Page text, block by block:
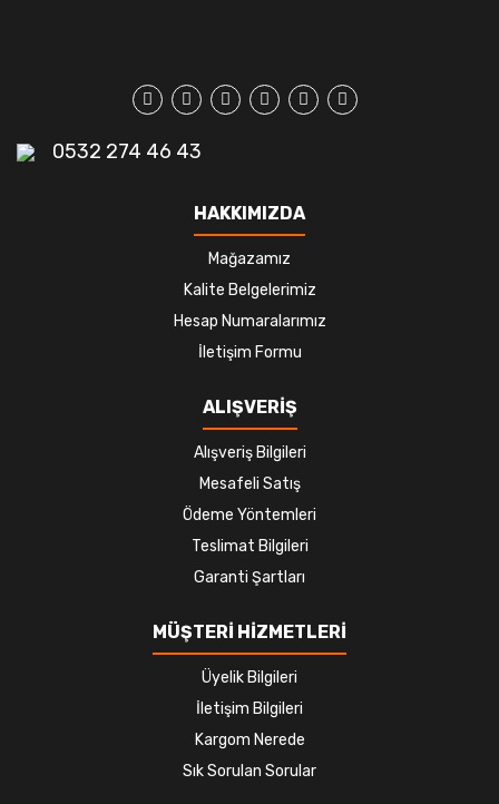
0532 274 46 43
HAKKIMIZDA
Mağazamız
Kalite Belgelerimiz
Hesap Numaralarımız
İletişim Formu
ALIŞVERİŞ
Alışveriş Bilgileri
Mesafeli Satış
Ödeme Yöntemleri
Teslimat Bilgileri
Garanti Şartları
MÜŞTERİ HİZMETLERİ
Üyelik Bilgileri
İletişim Bilgileri
Kargom Nerede
Sık Sorulan Sorular